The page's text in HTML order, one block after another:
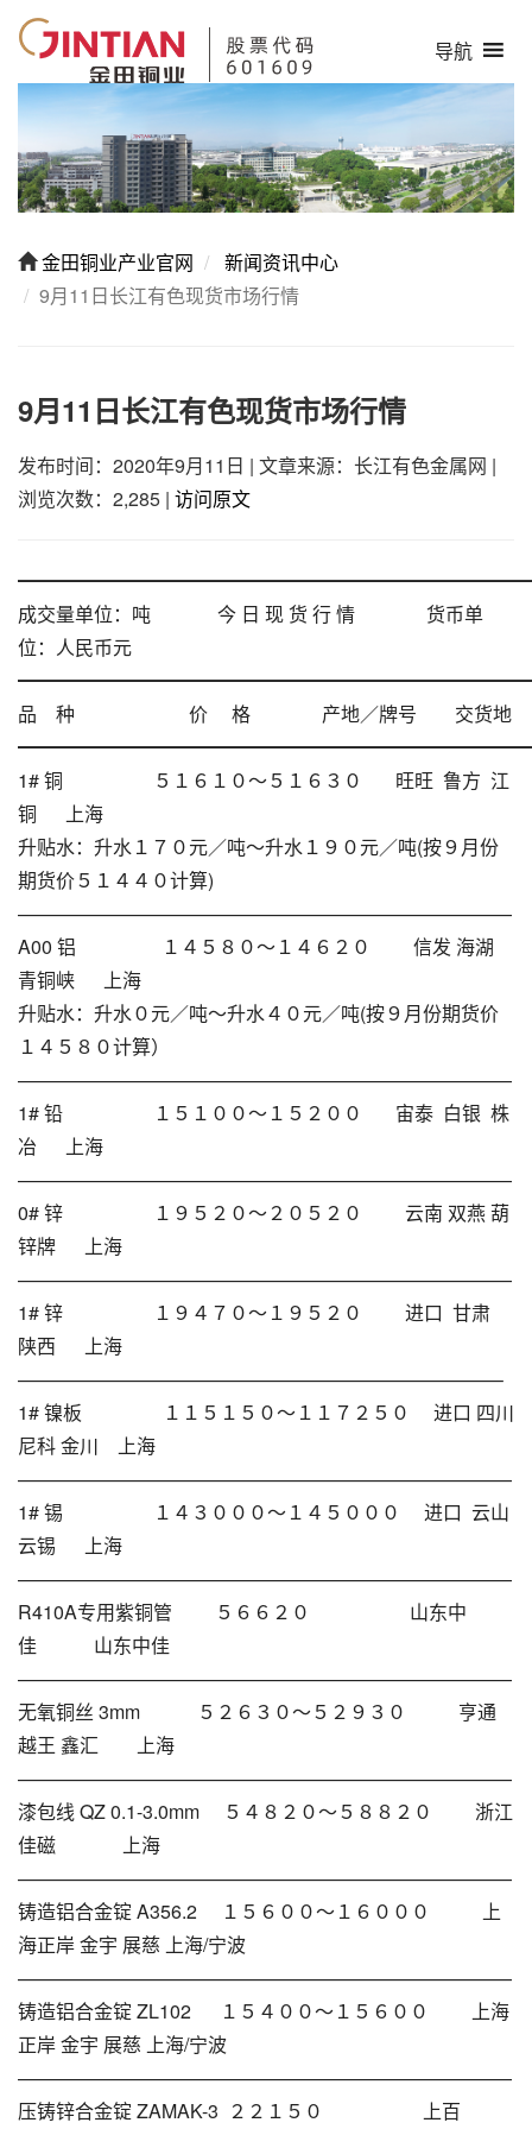
导航
金田铜业产业官网
新闻资讯中心
9月11日长江有色现货市场行情
9月11日长江有色现货市场行情
发布时间：2020年9月11日 | 文章来源：长江有色金属网 |
浏览次数：2,285 | 访问原文
成交量单位：吨 今 日 现 货 行 情 货币单
位：人民币元
品 种 价 格 产地／牌号 交货地
1# 铜 ５１６１０～５１６３０ 旺旺 鲁方 江
铜 上海
升贴水：升水１７０元／吨～升水１９０元／吨(按９月份
期货价５１４４０计算)
——————————————————————————
A00 铝 １４５８０～１４６２０ 信发 海湖
青铜峡 上海
升贴水：升水０元／吨～升水４０元／吨(按９月份期货价
１４５８０计算）
——————————————————————————
1# 铅 １５１００～１５２００ 宙泰 白银 株
冶 上海
——————————————————————————
0# 锌 １９５２０～２０５２０ 云南 双燕 葫
锌牌 上海
——————————————————————————
1# 锌 １９４７０～１９５２０ 进口 甘肃
陕西 上海
—————————————————————————–
1# 镍板 １１５１５０～１１７２５０ 进口 四川
尼科 金川 上海
——————————————————————————
1# 锡 １４３０００～１４５０００ 进口 云山
云锡 上海
——————————————————————————
R410A专用紫铜管 ５６６２０ 山东中
佳 山东中佳
——————————————————————————
无氧铜丝 3mm ５２６３０～５２９３０ 亨通
越王 鑫汇 上海
——————————————————————————
漆包线 QZ 0.1-3.0mm ５４８２０～５８８２０ 浙江
佳磁 上海
——————————————————————————
铸造铝合金锭 A356.2 １５６００～１６０００ 上
海正岸 金宇 展慈 上海/宁波
——————————————————————————
铸造铝合金锭 ZL102 １５４００～１５６００ 上海
正岸 金宇 展慈 上海/宁波
——————————————————————————
压铸锌合金锭 ZAMAK-3 ２２１５０ 上百